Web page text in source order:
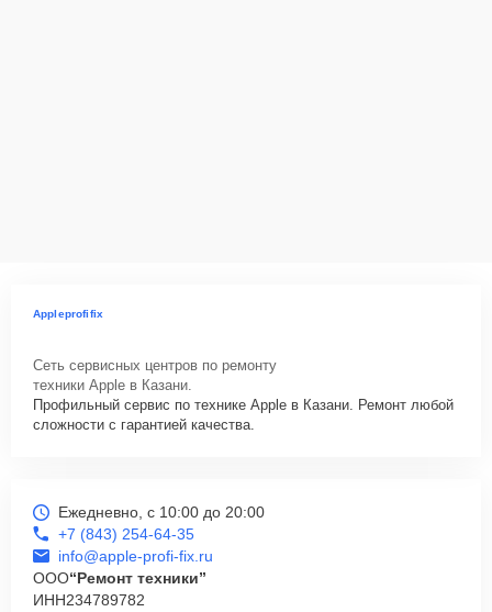
Appleprofifix
Сеть сервисных центров по ремонту
техники Apple в Казани.
Профильный сервис по технике Apple в Казани. Ремонт любой
сложности с гарантией качества.
Ежедневно, с 10:00 до 20:00
+7 (843) 254-64-35
info@apple-profi-fix.ru
ООО“Ремонт техники”
ИНН234789782